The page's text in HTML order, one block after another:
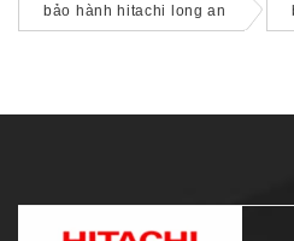
bảo hành hitachi long an